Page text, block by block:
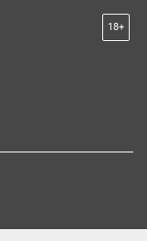
18+